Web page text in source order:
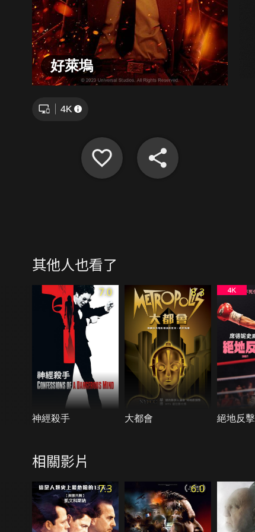
好萊塢
其他人也看了
7.0
神經殺手
8.3
大都會 絕地反擊
相關影片
7.3 6.0